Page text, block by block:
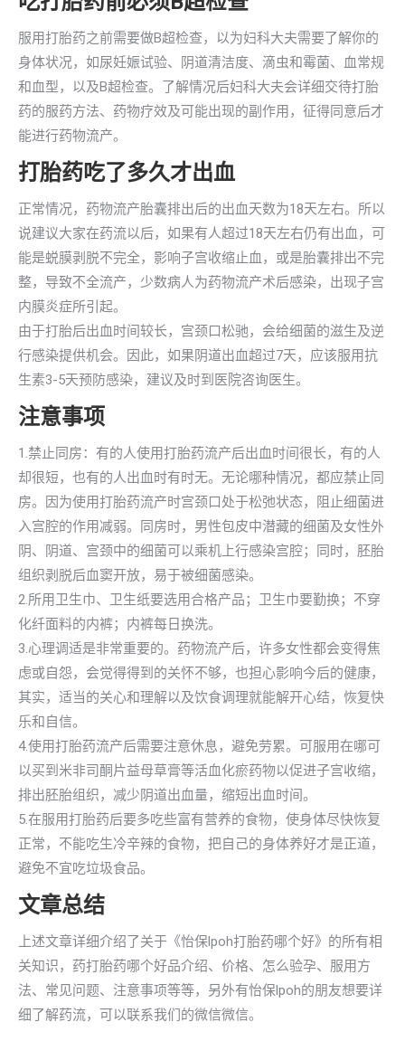
服用打胎药之前需要做B超检查，以为妇科大夫需要了解你的
身体状况，如尿妊娠试验、阴道清洁度、滴虫和霉菌、血常规
和血型，以及B超检查。了解情况后妇科大夫会详细交待打胎
药的服药方法、药物疗效及可能出现的副作用，征得同意后才
能进行药物流产。
打胎药吃了多久才出血
正常情况，药物流产胎囊排出后的出血天数为18天左右。所以
说建议大家在药流以后，如果有人超过18天左右仍有出血，可
能是蜕膜剥脱不完全，影响子宫收缩止血，或是胎囊排出不完
整，导致不全流产，少数病人为药物流产术后感染，出现子宫
内膜炎症所引起。
由于打胎后出血时间较长，宫颈口松驰，会给细菌的滋生及逆
行感染提供机会。因此，如果阴道出血超过7天，应该服用抗
生素3-5天预防感染，建议及时到医院咨询医生。
注意事项
1.禁止同房：有的人使用打胎药流产后出血时间很长，有的人
却很短，也有的人出血时有时无。无论哪种情况，都应禁止同
房。因为使用打胎药流产时宫颈口处于松弛状态，阻止细菌进
入宫腔的作用减弱。同房时，男性包皮中潜藏的细菌及女性外
阴、阴道、宫颈中的细菌可以乘机上行感染宫腔；同时，胚胎
组织剥脱后血窦开放，易于被细菌感染。
2.所用卫生巾、卫生纸要选用合格产品；卫生巾要勤换；不穿
化纤面料的内裤；内裤每日换洗。
3.心理调适是非常重要的。药物流产后，许多女性都会变得焦
虑或自怨，会觉得得到的关怀不够，也担心影响今后的健康，
其实，适当的关心和理解以及饮食调理就能解开心结，恢复快
乐和自信。
4.使用打胎药流产后需要注意休息，避免劳累。可服用在哪可
以买到米非司酮片益母草膏等活血化瘀药物以促进子宫收缩，
排出胚胎组织，减少阴道出血量，缩短出血时间。
5.在服用打胎药后要多吃些富有营养的食物，使身体尽快恢复
正常，不能吃生冷辛辣的食物，把自己的身体养好才是正道，
避免不宜吃垃圾食品。
文章总结
上述文章详细介绍了关于《怡保lpoh打胎药哪个好》的所有相
关知识，药打胎药哪个好品介绍、价格、怎么验孕、服用方
法、常见问题、注意事项等等，另外有怡保lpoh的朋友想要详
细了解药流，可以联系我们的微信微信。